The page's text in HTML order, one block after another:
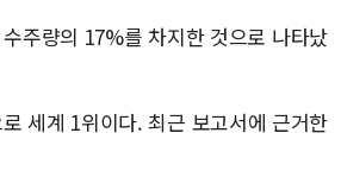
주량의 17%를 차지한 것으로 나타났
세계 1위이다. 최근 보고서에 근거한